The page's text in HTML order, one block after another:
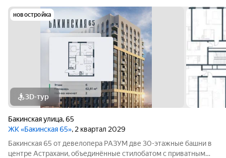
новостройка
3D-тур
Бакинская улица,65
ЖК «Бакинская 65», 2 квартал 2029
Бакинская 65 от девелопера РАЗУМ две 30-этажные башни в
центре Астрахани, объединённые стилобатом с приватным